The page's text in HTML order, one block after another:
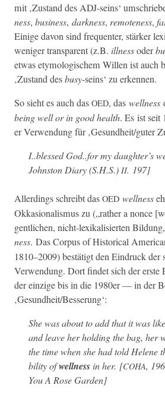
mit ‚Zus­tand des ADJ-seins‘
ness, busi­ness, dark­ness, remote­ness,
Einige davon sind fre­quenter, stärk­er
weniger trans­par­ent (z.B. ill­nessoder
etwas ety­mol­o­gis­chem Willen ist auch
‚Zus­tand desbusy-seins‘ zu erkennen.
So sieht es auch das OED, das well­ness
being well or in good health. Es ist
er Ver­wen­dung für ‚Gesundheit/guter
I..blessed God..for my daughter’s
John­ston Diary (S.H.S.) II. 197]
Allerd­ings schreibt das OED well­ness
Okka­sion­al­is­mus zu („rather a nonce
gentlichen, nicht-lexikalisierten
ness. Das Cor­pus of His­tor­i­cal
1810–2009) bestätigt den Ein­druck der
Ver­wen­dung. Dort find­et sich der
der einzige bis in die 1980er — in der
‚Gesundheit/Besserung‘:
She was about to add that it was
and leave her hold­ing the bag, her
the time when she had told Helene
bil­i­ty ofwell­ness in her. [COHA,
You A Rose Gar­den]